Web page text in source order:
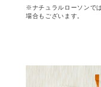
※ナチュラルローソンで
場合もございます。